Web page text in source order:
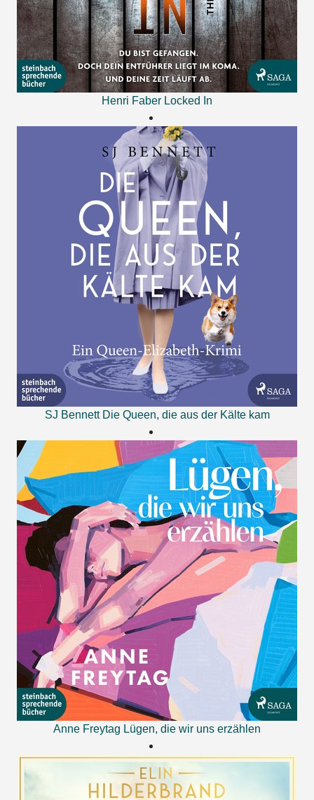
Henri Faber Locked In
SJ Bennett Die Queen, die aus der Kälte kam
Anne Freytag Lügen, die wir uns erzählen